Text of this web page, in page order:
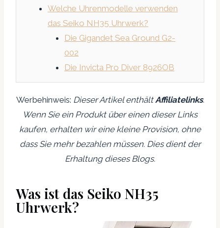
Welche Uhrenmodelle verwenden
das Seiko NH35 Uhrwerk?
Die Gigandet Sea Ground G2-
002
Die Invicta Pro Diver 8926OB
Werbehinweis: Dieser Artikel enthältAffiliatelinks.
Wenn Sie ein Produkt über einen dieser Links
kaufen, erhalten wir eine kleine Provision, ohne
dass Sie mehr bezahlen müssen. Dies dient der
Erhaltung dieses Blogs.
Was ist das Seiko NH35
Uhrwerk?